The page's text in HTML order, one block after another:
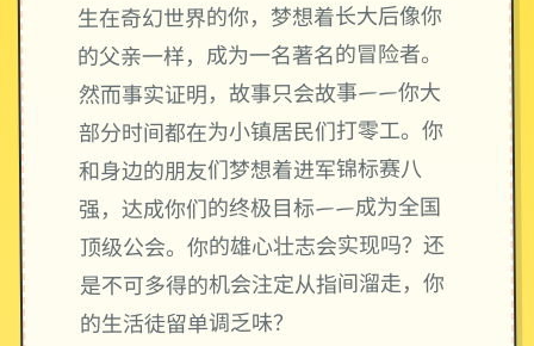
生在奇幻世界的你，梦想着长大后像你
的父亲一样，成为一名著名的冒险者。
然而事实证明，故事只会故事——你大
部分时间都在为小镇居民们打零工。你
和身边的朋友们梦想着进军锦标赛八
强，达成你们的终极目标——成为全国
顶级公会。你的雄心壮志会实现吗？还
是不可多得的机会注定从指间溜走，你
的生活徒留单调乏味？